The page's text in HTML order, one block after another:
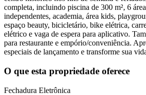
completa, incluindo piscina de 300 m², 6
independentes, academia, área kids,
espaço beauty, bicicletário, bike elétrica,
elétrico e vaga de espera para aplicativo.
para restaurante e empório/conveniência.
especiais de lançamento e transforme sua
O que esta propriedade oferece
Fechadura Eletrônica